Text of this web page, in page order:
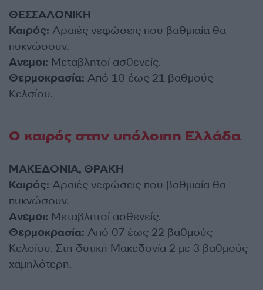
ΘΕΣΣΑΛΟΝΙΚΗ
Καιρός: Aραιές νεφώσεις που βαθμιαία θα
πυκνώσουν.
Ανεμοι: Μεταβλητοί ασθενείς.
Θερμοκρασία: Από 10 έως 21 βαθμούς
Κελσίου.
Ο καιρός στην υπόλοιπη Ελλάδα
ΜΑΚΕΔΟΝΙΑ, ΘΡΑΚΗ
Καιρός: Aραιές νεφώσεις που βαθμιαία θα
πυκνώσουν.
Ανεμοι: Μεταβλητοί ασθενείς.
Θερμοκρασία: Από 07 έως 22 βαθμούς
Κελσίου. Στη δυτική Μακεδονία 2 με 3 βαθμούς
χαμηλότερη.